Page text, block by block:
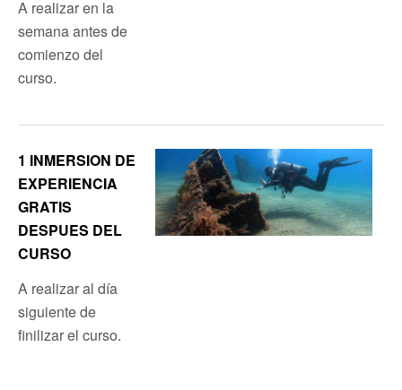
A realizar en la
semana antes de
comienzo del
curso.
1 INMERSION DE
EXPERIENCIA
GRATIS
DESPUES DEL
CURSO
A realizar al día
siguiente de
finilizar el curso.